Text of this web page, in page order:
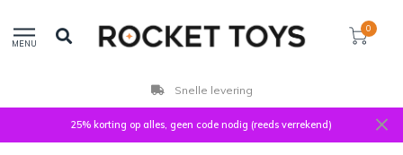
MENU
0
Snelle levering
25% korting op alles, geen code nodig (reeds verrekend)